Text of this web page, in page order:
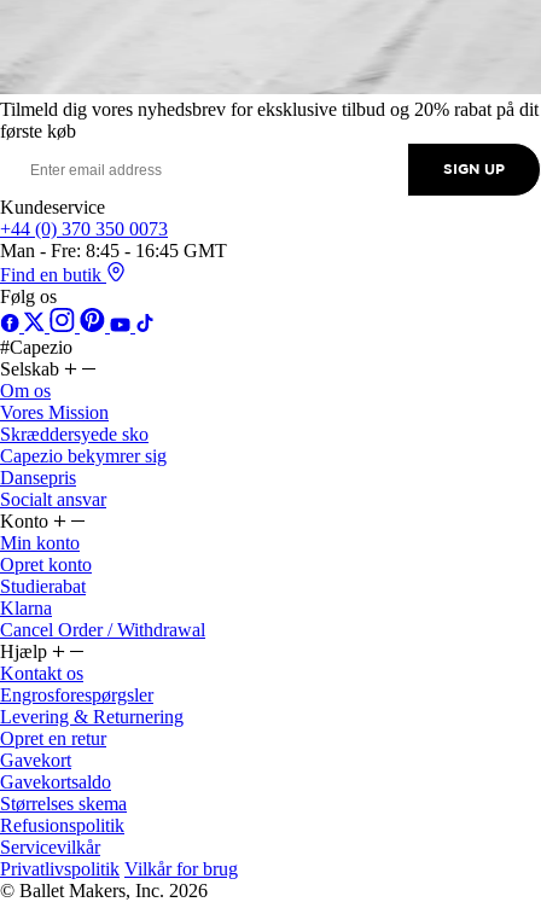
Tilmeld dig vores nyhedsbrev for eksklusive tilbud og 20% rabat på dit
første køb
SIGN UP
Kundeservice
+44 (0) 370 350 0073
Man - Fre: 8:45 - 16:45 GMT
Find en butik
Følg os
#Capezio
Selskab
Om os
Vores Mission
Skræddersyede sko
Capezio bekymrer sig
Dansepris
Socialt ansvar
Konto
Min konto
Opret konto
Studierabat
Klarna
Cancel Order / Withdrawal
Hjælp
Kontakt os
Engrosforespørgsler
Levering & Returnering
Opret en retur
Gavekort
Gavekortsaldo
Størrelses skema
Refusionspolitik
Servicevilkår
Privatlivspolitik Vilkår for brug
© Ballet Makers, Inc. 2026